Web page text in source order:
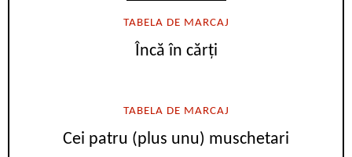
TABELA DE MARCAJ
Încă în cărți
TABELA DE MARCAJ
Cei patru (plus unu) muschetari